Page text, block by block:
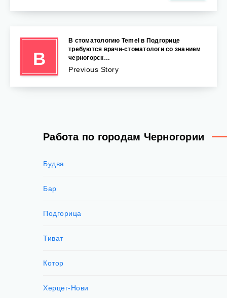
В
В стоматологию Temel в Подгорице
требуются врачи-стоматологи со знанием
черногорск…
Previous Story
Работа по городам Черногории
Будва
Бар
Подгорица
Тиват
Котор
Херцег-Нови